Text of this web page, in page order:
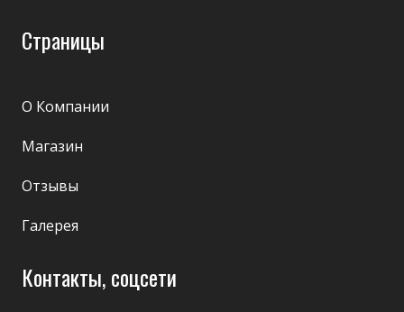
Страницы
О Компании
Магазин
Отзывы
Галерея
Контакты, соцсети